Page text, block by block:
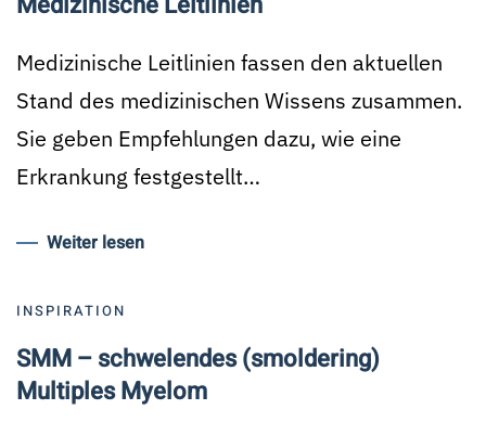
Medizinische Leitlinien fassen den aktuellen
Stand des medizinischen Wissens zusammen.
Sie geben Empfehlungen dazu, wie eine
Erkrankung festgestellt…
Weiter lesen
INSPIRATION
SMM – schwelendes (smoldering)
Multiples Myelom